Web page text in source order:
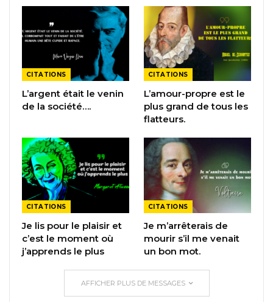
CITATIONS
L’argent était le venin
de la société….
CITATIONS
L’amour-propre est le
plus grand de tous les
flatteurs.
CITATIONS
Je lis pour le plaisir et
c’est le moment où
j’apprends le plus
CITATIONS
Je m’arrêterais de
mourir s’il me venait
un bon mot.
AFFICHER PLUS DE MESSAGES